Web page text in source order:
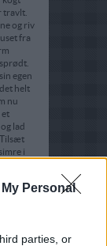
Personal
parties, or
travlt.
og riv
fra
egen
helt
nu
et
lad
Tilsæt
i